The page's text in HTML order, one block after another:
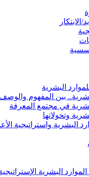
الابتكار
البشرية
بين المفهوم
في مجتمع المعرفة
وتحولاتها
البشرية واستراتيجية
البشرية